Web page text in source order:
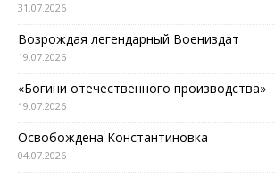
31.07.2026
Возрождая легендарный Воениздат
19.07.2026
«Богини отечественного производства»
19.07.2026
Освобождена Константиновка
04.07.2026